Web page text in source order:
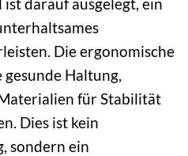
Die ergonomische
Haltung,
für Stabilität
Dies ist kein
sondern ein